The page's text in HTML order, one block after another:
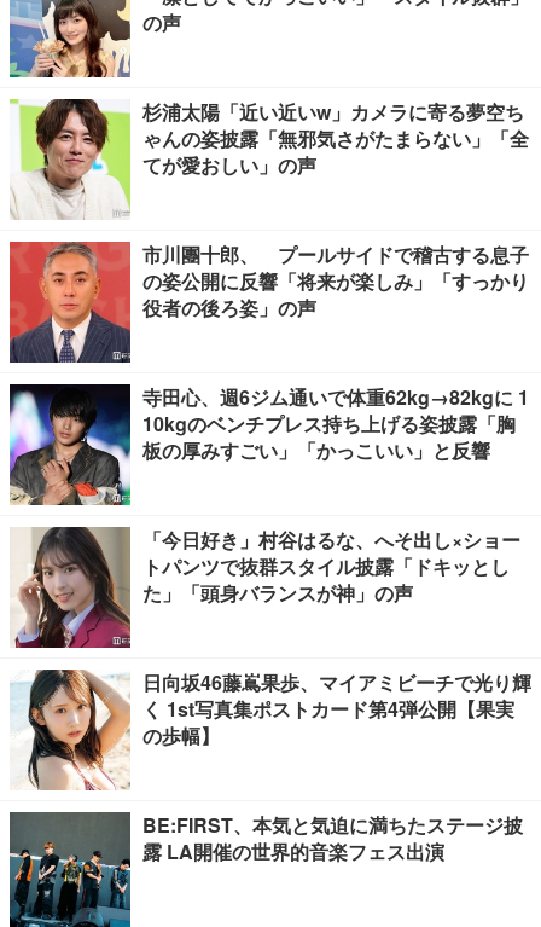
の声
杉浦太陽「近い近いw」カメラに寄る夢空ち
ゃんの姿披露「無邪気さがたまらない」「全
てが愛おしい」の声
市川團十郎、 プールサイドで稽古する息子
の姿公開に反響「将来が楽しみ」「すっかり
役者の後ろ姿」の声
寺田心、週6ジム通いで体重62kg→82kgに 1
10kgのベンチプレス持ち上げる姿披露「胸
板の厚みすごい」「かっこいい」と反響
「今日好き」村谷はるな、へそ出し×ショー
トパンツで抜群スタイル披露「ドキッとし
た」「頭身バランスが神」の声
日向坂46藤嶌果歩、マイアミビーチで光り輝
く 1st写真集ポストカード第4弾公開【果実
の歩幅】
BE:FIRST、本気と気迫に満ちたステージ披
露 LA開催の世界的音楽フェス出演